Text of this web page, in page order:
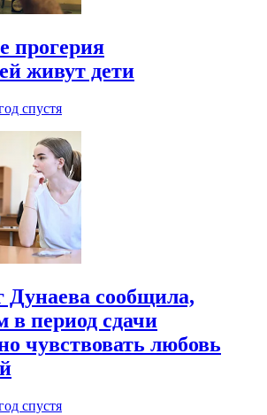
прогерия
живут дети
спустя
Дунаева сообщила,
в период сдачи
чувствовать любовь
спустя